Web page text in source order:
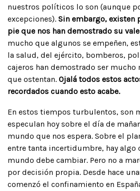
nuestros políticos lo son (aunque
excepciones). Sin embargo, existen
pie que nos han demostrado su
mucho que algunos se empeñen,
la salud, del ejército, bomberos,
cajeros han demostrado ser mucho
que ostentan. Ojalá todos estos
recordados cuando esto acabe.
En estos tiempos turbulentos, son
especulan hoy sobre el día de
mundo que nos espera. Sobre el
entre tanta incertidumbre, hay algo
mundo debe cambiar. Pero no a
por decisión propia. Desde hace
comenzó el confinamiento en